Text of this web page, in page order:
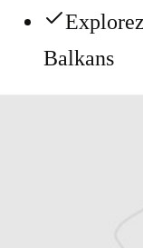
Balkans